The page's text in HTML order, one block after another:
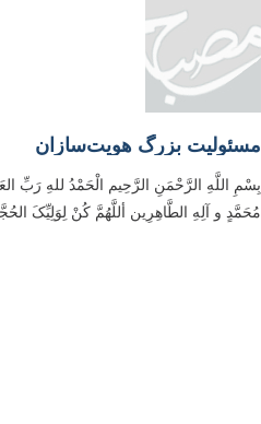
مسئولیت بزرگ هویت‌سازان
بِسْمِ اللَّهِ الرَّحْمَنِ الرَّحِیم الْحَمْدُ للهِ رَبِّ
مُحَمَّدٍ و آلِهِ الطَّاهِرِین أللَّهُمَّ کُنْ لِوَلِیِّکَ